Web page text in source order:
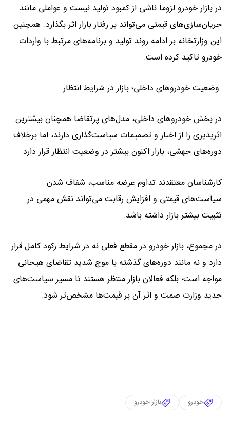
در بازار خودرو لزوماً ناشی از کمبود تولید نیست و عواملی مانند
جریان‌سازی‌های قیمتی می‌تواند بر رفتار بازار اثر بگذارد. همچنین
این وزارتخانه بر ادامه روند تولید و برنامه‌های مرتبط با واردات
خودرو تاکید کرده است.
وضعیت خودروهای داخلی؛ بازار در شرایط انتظار
در بخش خودروهای داخلی، مدل‌های پرتقاضا همچنان بیشترین
اثرپذیری را از اخبار و تصمیمات سیاست‌گذاری دارند، اما برخلاف
دوره‌های جهشی، بازار اکنون بیشتر در وضعیت انتظار قرار دارد.
کارشناسان معتقدند تداوم عرضه مناسب، شفاف شدن
سیاست‌های قیمتی و افزایش رقابت می‌تواند نقش مهمی در
تثبیت بیشتر بازار داشته باشد.
در مجموع، بازار خودرو در مقطع فعلی نه در شرایط رکود کامل قرار
دارد و نه مانند دوره‌های گذشته با موج شدید تقاضای هیجانی
مواجه است؛ بلکه فعالان بازار منتظر هستند تا مسیر سیاست‌های
جدید وزارت صمت و اثر آن بر قیمت‌ها مشخص‌تر شود.
خودرو بازار خودرو